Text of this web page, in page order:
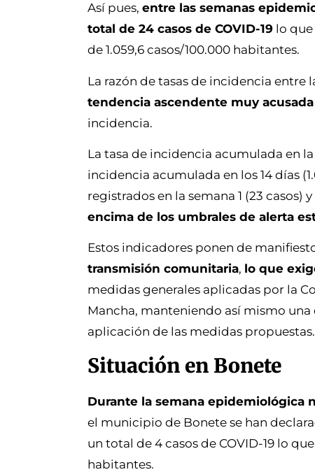
Así pues, entre las semanas
total de 24 casos de COVID-19 lo
de 1.059,6 casos/100.000 habitantes.
La razón de tasas de incidencia entre
tendencia ascendente muy acusada
incidencia.
La tasa de incidencia acumulada en la
incidencia acumulada en los 14 días
registrados en la semana 1 (23 casos)
encima de los umbrales de alerta
Estos indicadores ponen de
transmisión comunitaria, lo que
medidas generales aplicadas por la
Mancha, manteniendo así mismo
aplicación de las medidas propuestas.
Situación en Bonete
Durante la semana epidemiológica
el municipio de Bonete se han
un total de 4 casos de COVID-19 lo
habitantes.